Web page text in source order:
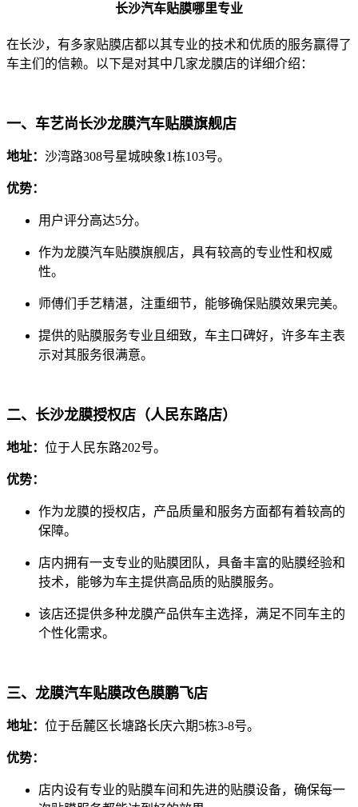
长沙汽车贴膜哪里专业
在长沙，有多家贴膜店都以其专业的技术和优质的服务赢得了
车主们的信赖。以下是对其中几家龙膜店的详细介绍：
一、车艺尚长沙龙膜汽车贴膜旗舰店
地址： 沙湾路308号星城映象1栋103号。
优势：
用户评分高达5分。
作为龙膜汽车贴膜旗舰店，具有较高的专业性和权威
性。
师傅们手艺精湛，注重细节，能够确保贴膜效果完美。
提供的贴膜服务专业且细致，车主口碑好，许多车主表
示对其服务很满意。
二、长沙龙膜授权店（人民东路店）
地址： 位于人民东路202号。
优势：
作为龙膜的授权店，产品质量和服务方面都有着较高的
保障。
店内拥有一支专业的贴膜团队，具备丰富的贴膜经验和
技术，能够为车主提供高品质的贴膜服务。
该店还提供多种龙膜产品供车主选择，满足不同车主的
个性化需求。
三、龙膜汽车贴膜改色膜鹏飞店
地址： 位于岳麓区长塘路长庆六期5栋3-8号。
优势：
店内设有专业的贴膜车间和先进的贴膜设备，确保每一